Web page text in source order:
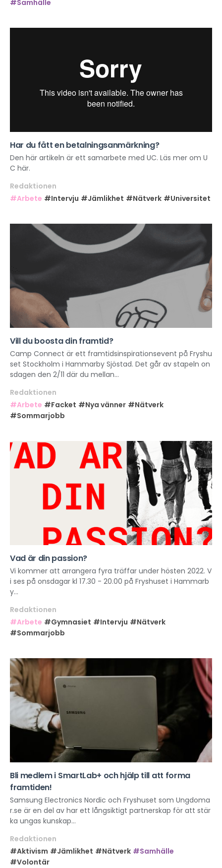
#Samhälle
Har du fått en betalningsanmärkning?
Den här artikeln är ett samarbete med UC. Läs mer om U
C här.
Redaktionen
#Arbete #Intervju #Jämlikhet #Nätverk #Universitet
Vill du boosta din framtid?
Camp Connect är ett framtidsinspirationsevent på Fryshu
set Stockholm i Hammarby Sjöstad. Det går av stapeln on
sdagen den 2/11 där du mellan...
Redaktionen
#Arbete #Facket #Nya vänner #Nätverk
#Sommarjobb
Vad är din passion?
Vi kommer att arrangera fyra träffar under hösten 2022. V
i ses på onsdagar kl 17.30 - 20.00 på Fryshuset i Hammarb
y...
Redaktionen
#Arbete #Gymnasiet #Intervju #Nätverk
#Sommarjobb
Bli medlem i SmartLab+ och hjälp till att forma
framtiden!
Samsung Electronics Nordic och Fryshuset som Ungdoma
r.se är en del av har ett långsiktigt partnerskap för att stär
ka ungas kunskap...
Redaktionen
#Aktivism #Jämlikhet #Nätverk #Samhälle
#Volontär